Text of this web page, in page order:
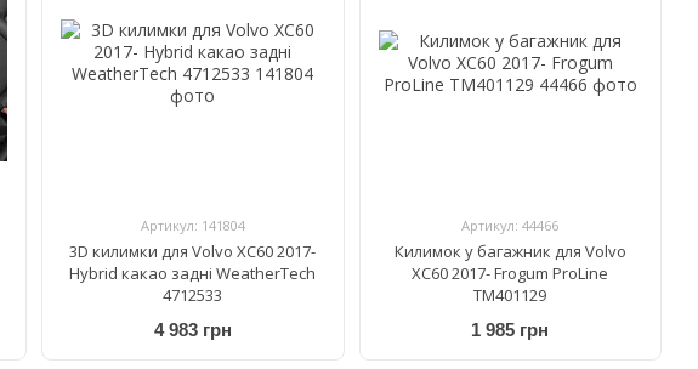
Артикул: 141804
3D килимки для Volvo XC60 2017-
Hybrid какао задні WeatherTech
4712533
4 983 грн
Артикул: 44466
Килимок у багажник для Volvo
XC60 2017- Frogum ProLine
TM401129
1 985 грн